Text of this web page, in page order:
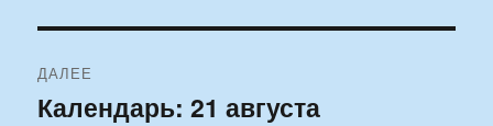
ДАЛЕЕ
Следующая
Календарь: 21 августа